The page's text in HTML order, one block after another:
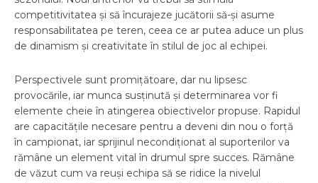
competitivitatea și să încurajeze jucătorii să-și asume
responsabilitatea pe teren, ceea ce ar putea aduce un plus
de dinamism și creativitate în stilul de joc al echipei.
Perspectivele sunt promițătoare, dar nu lipsesc
provocările, iar munca susținută și determinarea vor fi
elemente cheie în atingerea obiectivelor propuse. Rapidul
are capacitățile necesare pentru a deveni din nou o forță
în campionat, iar sprijinul necondiționat al suporterilor va
rămâne un element vital în drumul spre succes. Rămâne
de văzut cum va reuși echipa să se ridice la nivelul